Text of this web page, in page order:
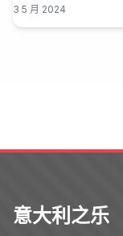
3 5 月 2024
意大利之乐